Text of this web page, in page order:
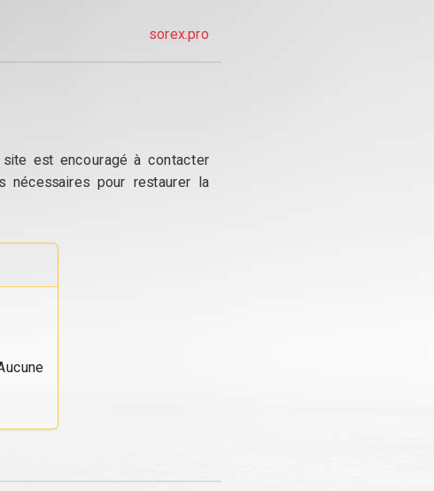
sorex.pro
est encouragé à contacter
nécessaires pour restaurer la